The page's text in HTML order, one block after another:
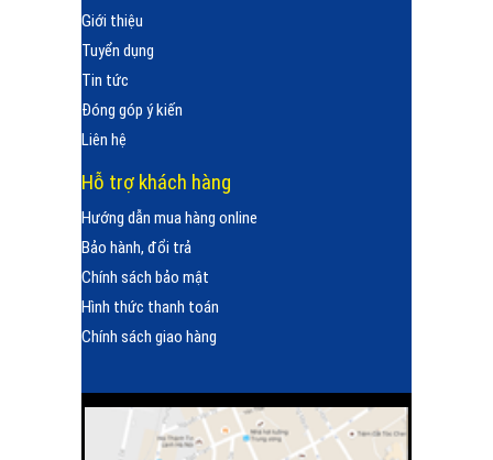
Giới thiệu
Tuyển dụng
Tin tức
Đóng góp ý kiến
Liên hệ
Hỗ trợ khách hàng
Hướng dẫn mua hàng online
Bảo hành, đổi trả
Chính sách bảo mật
Hình thức thanh toán
Chính sách giao hàng